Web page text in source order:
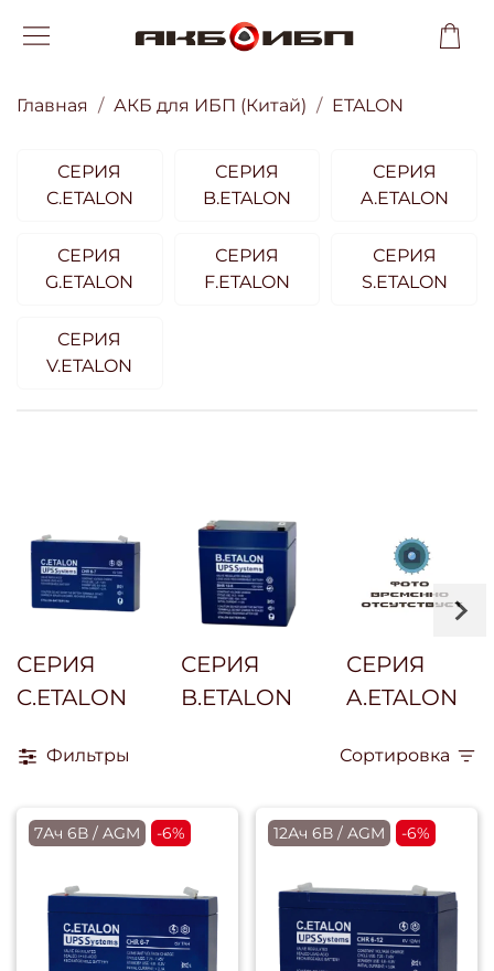
Главная АКБ для ИБП (Китай) ETALON
СЕРИЯ
C.ETALON
СЕРИЯ
B.ETALON
СЕРИЯ
A.ETALON
СЕРИЯ
G.ETALON
СЕРИЯ
F.ETALON
СЕРИЯ
S.ETALON
СЕРИЯ
V.ETALON
СЕРИЯ
C.ETALON
СЕРИЯ
B.ETALON
СЕРИЯ
A.ETALON
Фильтры Сортировка
7Ач 6В / AGM -6% 12Ач 6В / AGM -6%